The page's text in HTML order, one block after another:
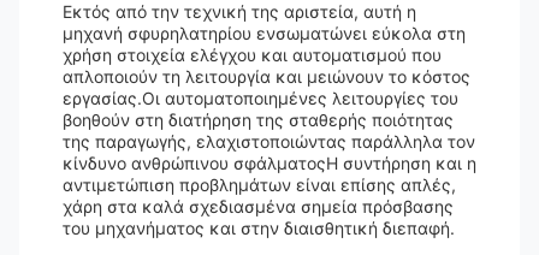
Εκτός από την τεχνική της αριστεία, αυτή η
μηχανή σφυρηλατηρίου ενσωματώνει εύκολα στη
χρήση στοιχεία ελέγχου και αυτοματισμού που
απλοποιούν τη λειτουργία και μειώνουν το κόστος
εργασίας.Οι αυτοματοποιημένες λειτουργίες του
βοηθούν στη διατήρηση της σταθερής ποιότητας
της παραγωγής, ελαχιστοποιώντας παράλληλα τον
κίνδυνο ανθρώπινου σφάλματοςΗ συντήρηση και η
αντιμετώπιση προβλημάτων είναι επίσης απλές,
χάρη στα καλά σχεδιασμένα σημεία πρόσβασης
του μηχανήματος και στην διαισθητική διεπαφή.